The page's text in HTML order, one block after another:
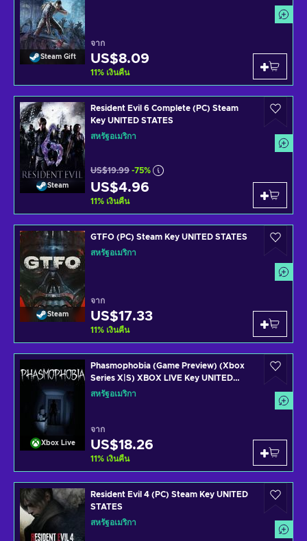
Steam Gift
จาก
US$8.09
11% เงินคืน
Steam
Resident Evil 6 Complete (PC) Steam
Key UNITED STATES
สหรัฐอเมริกา
US$19.99 -75%
US$4.96
11% เงินคืน
Steam
GTFO (PC) Steam Key UNITED STATES
สหรัฐอเมริกา
จาก
US$17.33
11% เงินคืน
Xbox Live
Phasmophobia (Game Preview) (Xbox
Series X|S) XBOX LIVE Key UNITED
STATES
สหรัฐอเมริกา
จาก
US$18.26
11% เงินคืน
Resident Evil 4 (PC) Steam Key UNITED
STATES
สหรัฐอเมริกา